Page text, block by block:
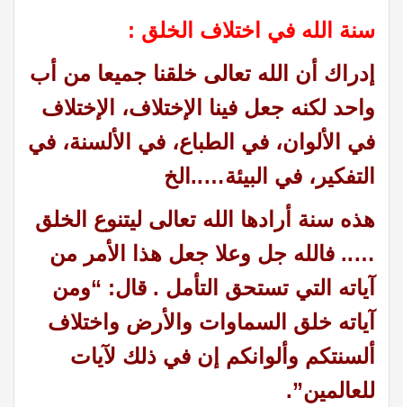
سنة الله في اختلاف الخلق :
إدراك أن الله تعالى خلقنا جميعا من أب
واحد لكنه جعل فينا الإختلاف، الإختلاف
في الألوان، في الطباع، في الألسنة، في
التفكير، في البيئة…..الخ
هذه سنة أرادها الله تعالى ليتنوع الخلق
….. فالله جل وعلا جعل هذا الأمر من
آياته التي تستحق التأمل . قال: “ومن
آياته خلق السماوات والأرض واختلاف
ألسنتكم وألوانكم إن في ذلك لآيات
للعالمين”.